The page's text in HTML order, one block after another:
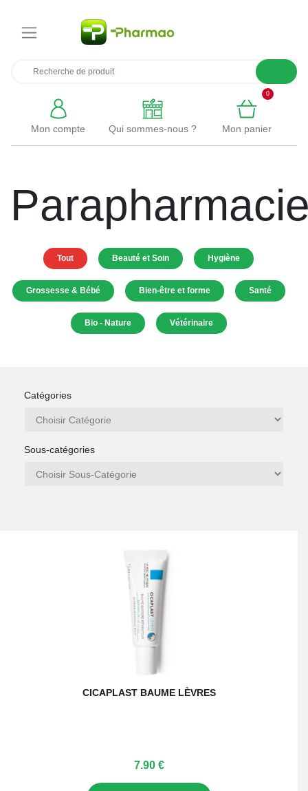
Mon compte Qui sommes-nous ? Mon panier
0
Tout Beauté et Soin Hygiène
Grossesse & Bébé Bien-être et forme Santé
Bio - Nature Vétérinaire
Catégories
Sous-catégories
CICAPLAST BAUME LÈVRES
7.90 €